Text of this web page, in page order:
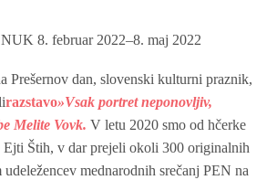
8. februar 2022–8. maj 2022
Prešernov dan, slovenski kulturni praznik,
razstavo»Vsak portret neponovljiv,
Melite Vovk. V letu 2020 smo od hčerke
Štih, v dar prejeli okoli 300 originalnih
udeležencev mednarodnih srečanj PEN na